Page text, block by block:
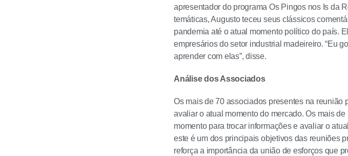
apresentador do programa Os Pingos nos Is da
temáticas, Augusto teceu seus clássicos
pandemia até o atual momento político do país.
empresários do setor industrial madeireiro. “Eu
aprender com elas”, disse.
Análise dos Associados
Os mais de 70 associados presentes na reunião
avaliar o atual momento do mercado. Os mais
momento para trocar informações e avaliar o
este é um dos principais objetivos das reuniões
reforça a importância da união de esforços que